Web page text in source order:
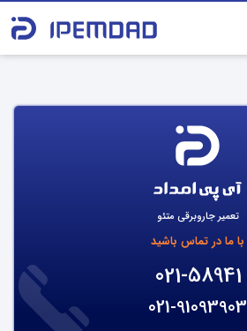
تعمیر جاروبرقی متئو
با ما در تماس باشید
021-58941
021-91093903